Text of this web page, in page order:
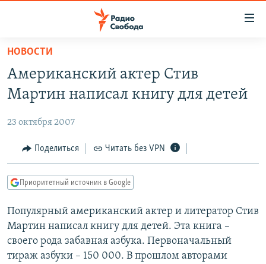
упрощенного
доступа
Вернуться
основному
Вернутся
главной
навигации
Вернутся
поиску
ПОДКАСТЫ
АВТОРСКИЕ ПРОЕКТЫ
ЦИТАТЫ СВОБОДЫ
МНЕНИЯ
IDEL.РЕАЛИИ
КАВКАЗ.РЕАЛИИ
СЕВЕР.РЕАЛИИ
СИБИРЬ.РЕАЛИИ
НОВОСТИ
Американский актер Стив
Мартин написал книгу для детей
23 октября 2007
Поделиться Читать без VPN
Приоритетный источник в Google
Популярный американский актер и литератор Стив
Мартин написал книгу для детей. Эта книга –
своего рода забавная азбука. Первоначальный
тираж азбуки – 150 000. В прошлом авторами